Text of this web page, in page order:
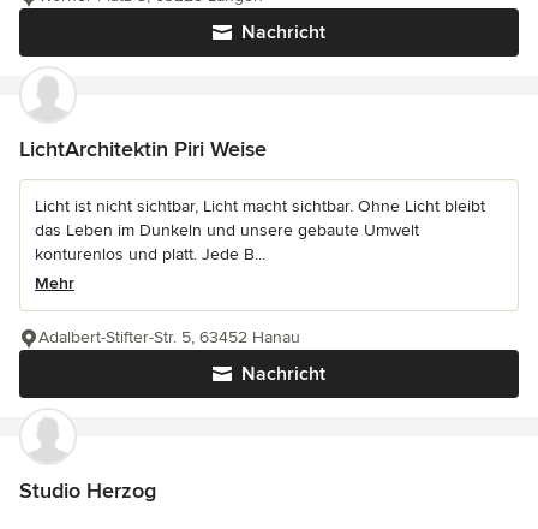
Nachricht
LichtArchitektin Piri Weise
Licht ist nicht sichtbar, Licht macht sichtbar. Ohne Licht bleibt
das Leben im Dunkeln und unsere gebaute Umwelt
konturenlos und platt. Jede B...
Mehr
Nachricht
Adalbert-Stifter-Str. 5, 63452 Hanau
Studio Herzog